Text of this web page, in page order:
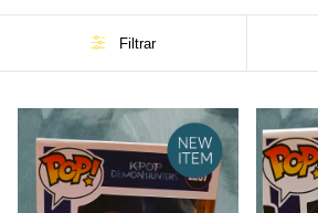
Filtrar